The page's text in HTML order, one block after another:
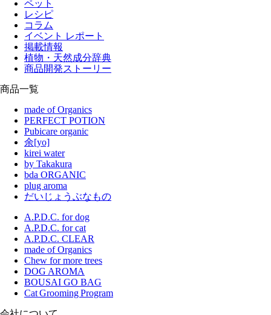
ペット
レシピ
コラム
イベント レポート
掲載情報
植物・天然成分辞典
商品開発ストーリー
商品一覧
made of Organics
PERFECT POTION
Pubicare organic
余[yo]
kirei water
by Takakura
bda ORGANIC
plug aroma
だいじょうぶなもの
A.P.D.C. for dog
A.P.D.C. for cat
A.P.D.C. CLEAR
made of Organics
Chew for more trees
DOG AROMA
BOUSAI GO BAG
Cat Grooming Program